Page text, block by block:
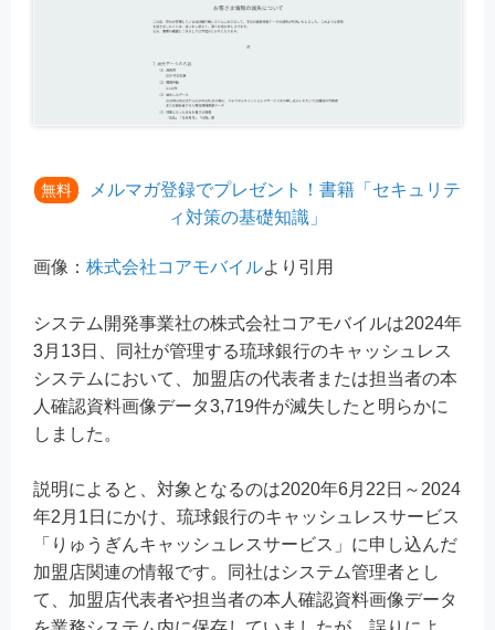
無料
メルマガ登録でプレゼント！書籍「セキュリテ
ィ対策の基礎知識」
画像： 株式会社コアモバイルより引用
システム開発事業社の株式会社コアモバイルは2024年
3月13日、同社が管理する琉球銀行のキャッシュレス
システムにおいて、加盟店の代表者または担当者の本
人確認資料画像データ3,719件が滅失したと明らかに
しました。
説明によると、対象となるのは2020年6月22日～2024
年2月1日にかけ、琉球銀行のキャッシュレスサービス
「りゅうぎんキャッシュレスサービス」に申し込んだ
加盟店関連の情報です。同社はシステム管理者とし
て、加盟店代表者や担当者の本人確認資料画像データ